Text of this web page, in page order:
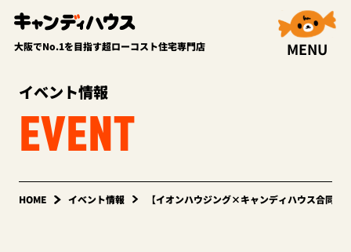
大阪でNo.1を目指す超ローコスト住宅専門店 MENU
イベント情報
EVENT
HOME イベント情報 【イオンハウジング×キャンディハウス合同